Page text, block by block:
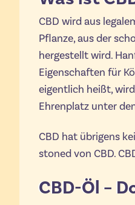
CBD wird aus
Pflanze, aus der
hergestellt wird.
Eigenschaften für
eigentlich heißt,
Ehrenplatz unter
CBD hat übrigens
stoned von CBD.
CBD-Öl –